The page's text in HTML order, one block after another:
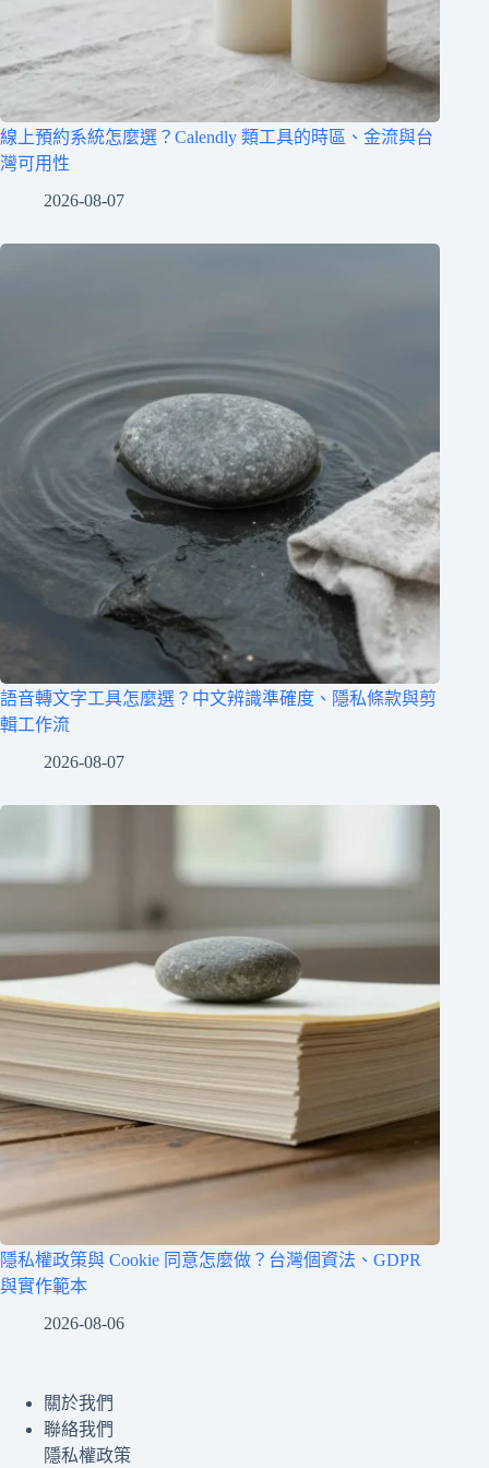
線上預約系統怎麼選？Calendly 類工具的時區、金流與台
灣可用性
2026-08-07
語音轉文字工具怎麼選？中文辨識準確度、隱私條款與剪
輯工作流
2026-08-07
隱私權政策與 Cookie 同意怎麼做？台灣個資法、GDPR
與實作範本
2026-08-06
關於我們
聯絡我們
隱私權政策